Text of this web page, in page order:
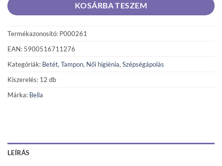
KOSÁRBA TESZEM
Termékazonosító: P000261
EAN: 5900516711276
Kategóriák: Betét, Tampon, Női higiénia, Szépségápolás
Kiszerelés: 12 db
Márka: Bella
LEÍRÁS